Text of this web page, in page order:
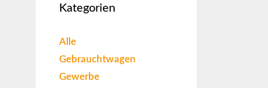
Kategorien
Alle
Gebrauchtwagen
Gewerbe